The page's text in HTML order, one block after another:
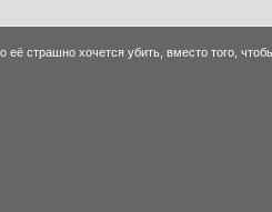
страшно хочется убить, вместо того,